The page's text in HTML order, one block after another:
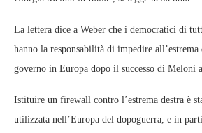
La lettera dice a Weber che i democratici di
hanno la responsabilità di impedire
governo in Europa dopo il successo di Meloni
Istituire un firewall contro l’estrema destra è
utilizzata nell’Europa del dopoguerra, e in